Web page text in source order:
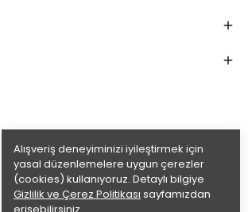
Alışveriş deneyiminizi iyileştirmek için
yasal düzenlemelere uygun çerezler
(cookies) kullanıyoruz. Detaylı bilgiye
Gizlilik ve Çerez Politikası sayfamızdan